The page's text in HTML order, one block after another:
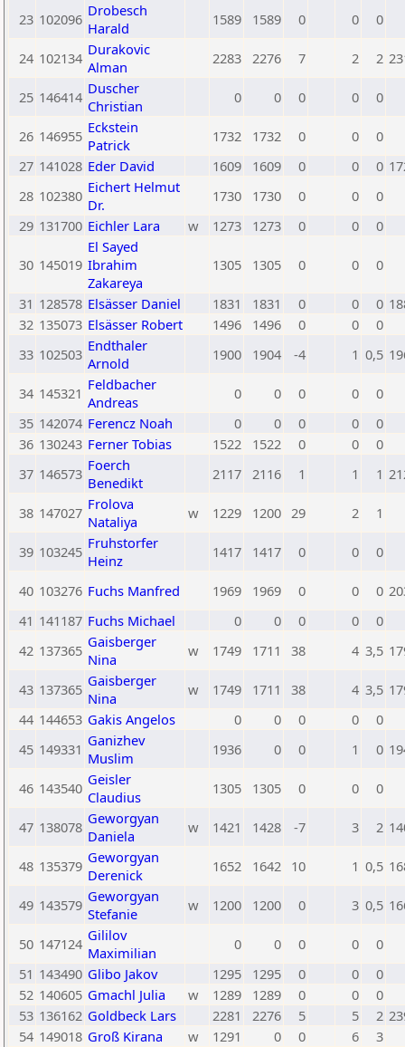
23 102096 Drobesch
Harald
1589 1589 0 0 0
24 102134 Durakovic
Alman
2283 2276 7 2 2
25 146414 Duscher
Christian
0 0 0 0 0
26 146955 Eckstein
Patrick
1732 1732 0 0
0
27 141028 Eder David 1609 1609 0 0 0
28 102380 Eichert Helmut
Dr.
1730 1730 0 0
0
29 131700 Eichler Lara w 1273 1273 0 0 0
30 145019
El Sayed
Ibrahim
Zakareya
1305 1305 0 0 0
31 128578 Elsässer Daniel 1831 1831 0 0 0
32 135073 Elsässer Robert 1496 1496 0 0
0
33 102503 Endthaler
Arnold
1900 1904 -4 1 0,5
34 145321 Feldbacher
Andreas
0 0 0 0
0
35 142074 Ferencz Noah 0 0 0 0
0
36 130243 Ferner Tobias 1522 1522 0 0
0
37 146573 Foerch
Benedikt
2117 2116 1 1 1
38 147027 Frolova
Nataliya
w 1229 1200 29 2 1
39 103245 Fruhstorfer
Heinz
1417 1417 0 0 0
40 103276 Fuchs Manfred 1969 1969 0 0 0
41 141187 Fuchs Michael 0 0 0 0
0
42 137365 Gaisberger
Nina
w 1749 1711 38 4 3,5
43 137365 Gaisberger
Nina
w 1749 1711 38 4 3,5
44 144653 Gakis Angelos 0 0 0 0
0
45 149331 Ganizhev
Muslim
1936 0 0 1 0
46 143540 Geisler
Claudius
1305 1305 0 0 0
47 138078 Geworgyan
Daniela
w 1421 1428 -7 3 2
48 135379 Geworgyan
Derenick
1652 1642 10 1 0,5
49 143579 Geworgyan
Stefanie
w 1200 1200 0 3 0,5
50 147124 Gililov
Maximilian
0 0 0 0
0
51 143490 Glibo Jakov 1295 1295 0 0
0
52 140605 Gmachl Julia w 1289 1289 0 0
0
53 136162 Goldbeck Lars 2281 2276 5 5 2
54 149018 Groß Kirana w 1291 0 0 6
3